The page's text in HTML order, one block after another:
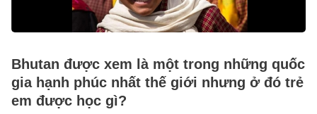
Bhutan được xem là một trong những quốc
gia hạnh phúc nhất thế giới nhưng ở đó trẻ
em được học gì?